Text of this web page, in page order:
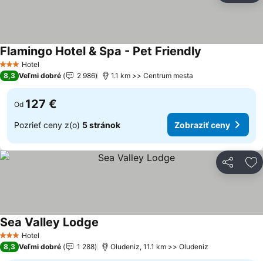
3 Počet hviezdičiek
Hotel
Flamingo Hotel & Spa - Pet Friendly
8,3 Veľmi dobré 2 986 1.1 km >> Centrum mesta
Od 127 €
Pozrieť ceny z(o) 5 stránok Zobraziť ceny
Zdieľať
3 Počet hviezdičiek
Hotel
Sea Valley Lodge
8,3 Veľmi dobré 1 288 Oludeniz, 11.1 km >> Oludeniz